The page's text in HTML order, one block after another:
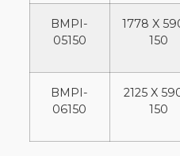
BMPI-
05150
1778 X
150
BMPI-
06150
2125 X
150